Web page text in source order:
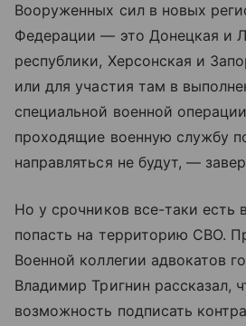
Вооруженных сил в новых
Федерации — это Донецкая и
республики, Херсонская и
или для участия там в
специальной военной
проходящие военную службу
направляться не будут, —
Но у срочников все-таки есть
попасть на территорию СВО.
Военной коллегии адвокатов
Владимир Тригнин рассказал,
возможность подписать